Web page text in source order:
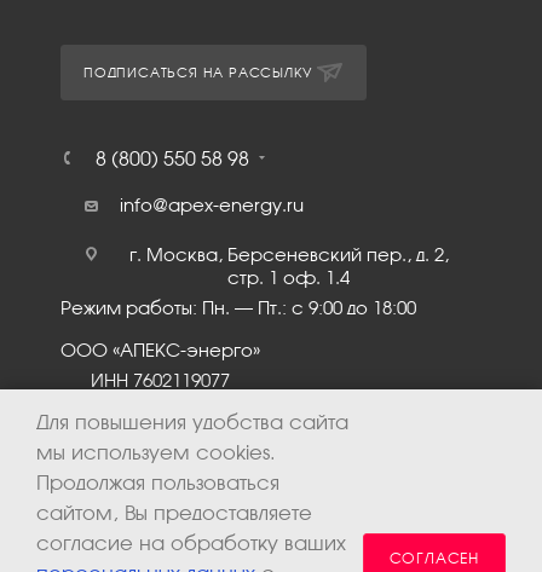
ПОДПИСАТЬСЯ НА РАССЫЛКУ
8 (800) 550 58 98
info@apex-energy.ru
г. Москва, Берсеневский пер., д. 2,
стр. 1 оф. 1.4
Режим работы: Пн. – Пт.: с 9:00 до 18:00
ООО «АПЕКС-энерго»
ИНН 7602119077
Для повышения удобства сайта
мы используем cookies.
Продолжая пользоваться
сайтом, Вы предоставляете
согласие на обработку ваших
СОГЛАСЕН